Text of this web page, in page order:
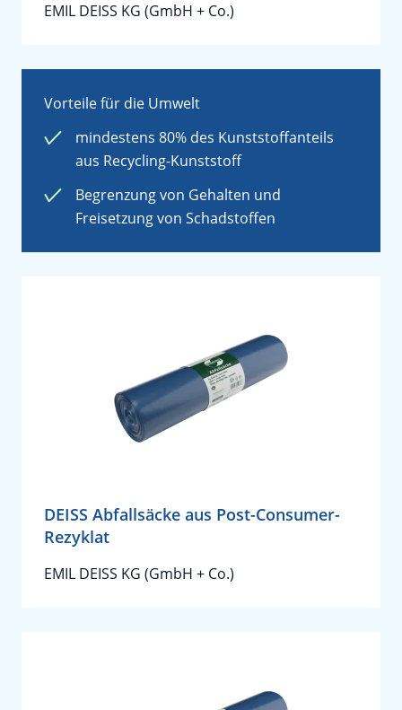
EMIL DEISS KG (GmbH + Co.)
Vorteile für die Umwelt
mindestens 80% des Kunststoffanteils
aus Recycling-Kunststoff
Begrenzung von Gehalten und
Freisetzung von Schadstoffen
DEISS Abfallsäcke aus Post-Consumer-
Rezyklat
EMIL DEISS KG (GmbH + Co.)